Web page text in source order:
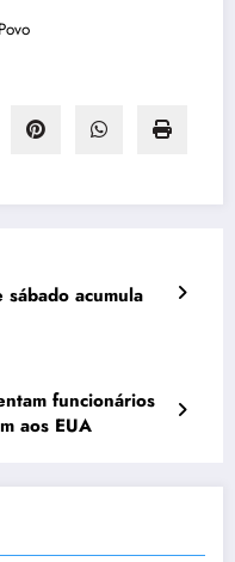
acumula
funcionários
aos EUA